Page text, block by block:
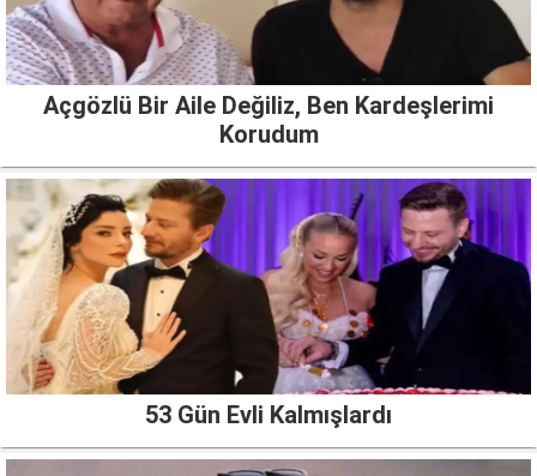
Açgözlü Bir Aile Değiliz, Ben Kardeşlerimi
Korudum
53 Gün Evli Kalmışlardı